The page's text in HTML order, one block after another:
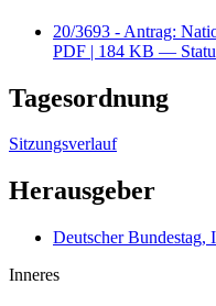
20/3693 - Antrag:
PDF | 184 KB —
Tagesordnung
Sitzungsverlauf
Herausgeber
Deutscher Bundestag,
Inneres